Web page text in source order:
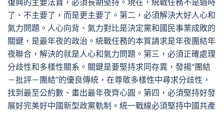
復興的主要法寶，必須長期堅持。現在，統戰任務不是過時
了、不主要了，而是更主要了。第二，必須解決大好人心和
氣力問題。人心向背、氣力對比是決定黨和國民事業成敗的
關鍵，是最年夜的政治。統戰任務的本質請求是年夜團結年
夜聯合，解決的就是人心和氣力問題。第三，必須正確處理
分歧性和多樣性關系。關鍵是要堅持求同存異，發揚“團結
－批評－團結”的優良傳統，在尊敬多樣性中尋求分歧性，
找到最至公約數、畫出最年夜齊心圓。第四，必須堅持好發
展好完美好中國新型政黨軌制。統一戰線必須堅持中國共產